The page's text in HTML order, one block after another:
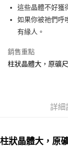
悠遊付
ATM付款
全家取貨付款
每筆NT$80，滿
每筆NT$80，滿
這些晶體不好獲
如果你被祂們呼
有緣人。
銷售重點
柱狀晶體大，原礦
詳細
柱狀晶體大，原